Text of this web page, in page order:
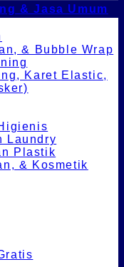
& Jasa Umum
& Bubble Wrap
Karet Elastic,
Laundry
Plastik
& Kosmetik